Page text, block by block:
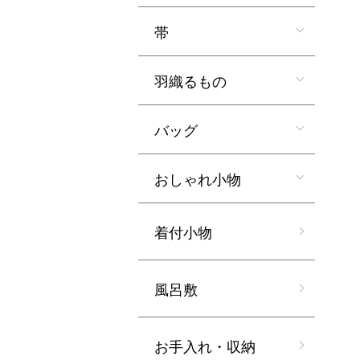
帯
羽織るもの
バッグ
おしゃれ小物
着付小物
風呂敷
お手入れ・収納